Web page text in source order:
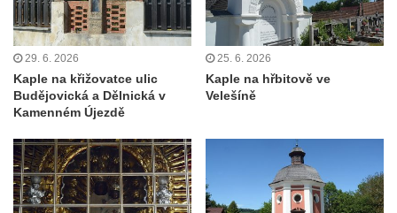
Kostel Narození svatého Jana Křtitele v
Kamenickém Šenově
Kostel svatého Jiří ve Chřibské
Kostel svatého Františka z Assisi na
Studánce
Kostel svaté Kateřiny Alexandrijské
(Sienské) v Dolním Podluží
29. 6. 2026
Kaple na křižovatce ulic
Budějovická a Dělnická v
Kamenném Újezdě
25. 6. 2026
Kaple na hřbitově ve
Velešíně